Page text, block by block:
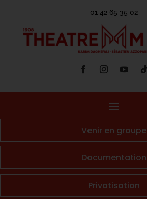
01 42 65 35 02
Venir en groupe
Documentation
Privatisation